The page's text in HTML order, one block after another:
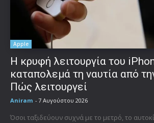
Apple
Η κρυφή λειτουργία του
καταπολεμά τη ναυτία από
Πώς λειτουργεί
Aniram - 7 Αυγούστου 2026
Όσοι ταξιδεύουν συχνά με το μετρό, το